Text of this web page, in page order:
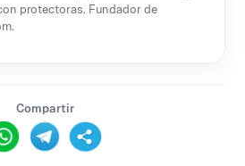
protectoras. Fundador de
Compartir